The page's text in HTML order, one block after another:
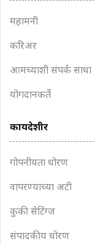
महामनी
करिअर
आमच्याशी संपर्क साधा
योगदानकर्ते
कायदेशीर
गोपनीयता धोरण
वापरण्याच्या अटी
कुकी सेटिंग्ज
संपादकीय धोरण